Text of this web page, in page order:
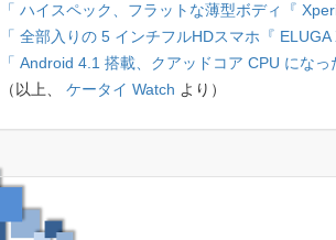
「 ハイスペック、フラットな薄型ボディ『
「 全部入りの 5 インチフルHDスマホ『 ELUGA
「 Android 4.1 搭載、クアッドコア CPU になっ
（以上、 ケータイ Watch より）